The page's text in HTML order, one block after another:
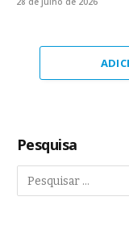
Pesquisa